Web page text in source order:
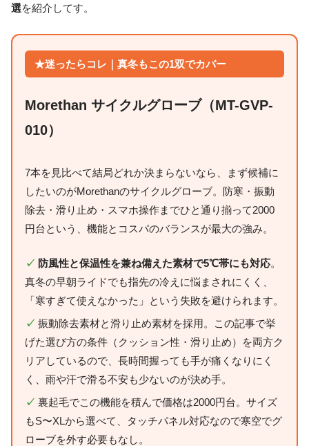
選を紹介してす。
★迷ったらコレ｜真冬もこの1双でカバー
Morethan サイクルグローブ（MT-GVP-
010）
7本を見比べて結局どれか決まらないなら、まず候補に
したいのがMorethanのサイクルグローブ。防寒・振動
除去・滑り止め・スマホ操作までひと通り揃って2000
円台という、機能とコスパのバランスが最大の強み。
✓ 防風性と保温性を兼ね備えた素材で5℃帯にも対応。
真冬の早朝ライドでも指先の冷えに悩まされにくく、
「寒すぎて使えなかった」という失敗を避けられます。
✓ 振動除去素材と滑り止め素材を採用。この記事で挙
げた選び方の条件（クッション性・滑り止め）を両方ク
リアしているので、長時間握っても手が痛くなりにく
く、雨や汗で滑る不安も少ないのが決め手。
✓ 裏起毛でこの機能を積んで価格は2000円台。サイズ
もS〜XLから選べて、タッチパネル対応なので寒空でグ
ローブを外す必要もなし。